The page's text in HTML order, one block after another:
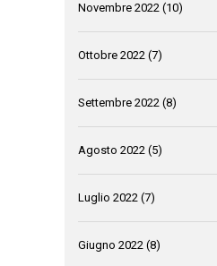
Novembre 2022 (10)
Ottobre 2022 (7)
Settembre 2022 (8)
Agosto 2022 (5)
Luglio 2022 (7)
Giugno 2022 (8)